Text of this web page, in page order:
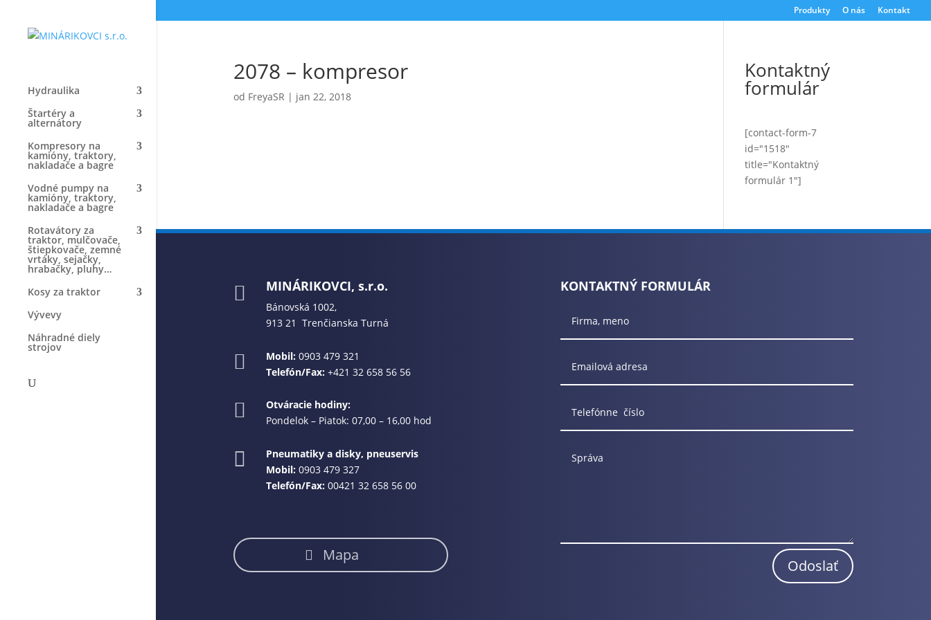
Produkty O nás Kontakt
Hydraulika
Štartéry a
alternátory
Kompresory na
kamióny, traktory,
nakladače a bagre
Vodné pumpy na
kamióny, traktory,
nakladače a bagre
Rotavátory za
traktor, mulčovače,
štiepkovače, zemné
vrtáky, sejačky,
hrabačky, pluhy…
Kosy za traktor
Vývevy
Náhradné diely
strojov
2078 – kompresor
od FreyaSR | jan 22, 2018
Kontaktný
formulár
[contact-form-7
id="1518"
title="Kontaktný
formulár 1"]
 MINÁRIKOVCI, s.r.o.
Bánovská 1002,
913 21 Trenčianska Turná
 Mobil: 0903 479 321
Telefón/Fax: +421 32 658 56 56

Otváracie hodiny:
Pondelok – Piatok: 07,00 – 16,00 hod

Pneumatiky a disky, pneuservis
Mobil: 0903 479 327
Telefón/Fax: 00421 32 658 56 00
Mapa
KONTAKTNÝ FORMULÁR
Odoslať